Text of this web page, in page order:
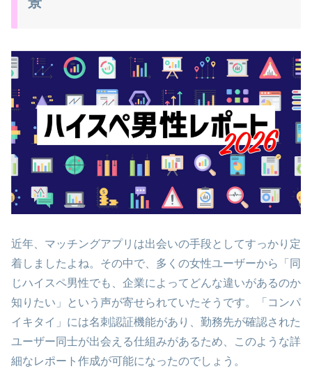
近年、マッチングアプリは出会いの手段としてすっかり定
着しましたよね。その中で、多くの女性ユーザーから「同
じハイスペ男性でも、企業によってどんな違いがあるのか
知りたい」という声が寄せられていたそうです。「コンパ
イキタイ」には名刺認証機能があり、勤務先が確認された
ユーザー同士が出会える仕組みがあるため、このような詳
細なレポート作成が可能になったのでしょう。